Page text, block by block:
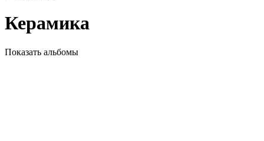
Керамика
Показать альбомы